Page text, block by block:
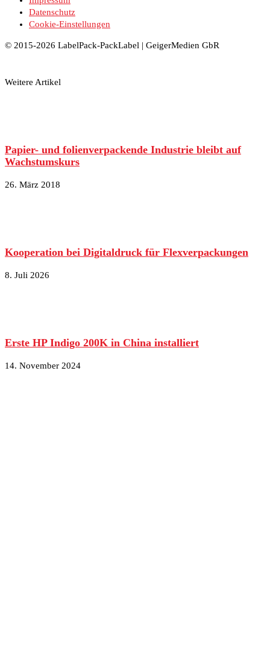
Datenschutz
Cookie-Einstellungen
© 2015-2026 LabelPack-PackLabel | GeigerMedien GbR
Weitere Artikel
Papier- und folienverpackende Industrie bleibt auf
Wachstumskurs
26. März 2018
Kooperation bei Digitaldruck für Flexverpackungen
8. Juli 2026
Erste HP Indigo 200K in China installiert
14. November 2024